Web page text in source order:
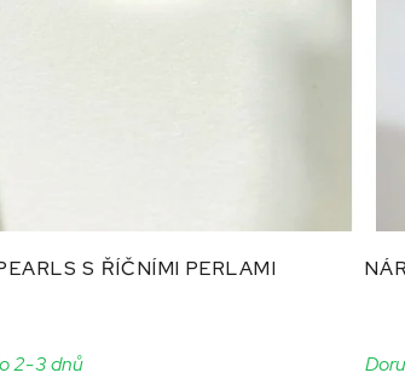
S ŘÍČNÍMI PERLAMI
2-3 dnů